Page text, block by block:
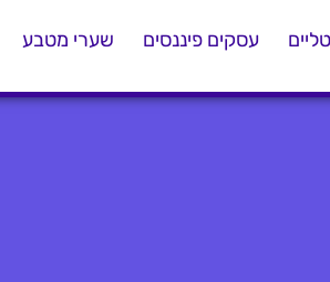
עסקים פיננסים שערי מטבע